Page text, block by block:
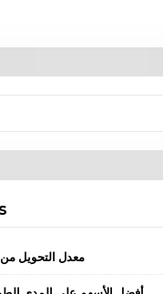
معدل التحويل من